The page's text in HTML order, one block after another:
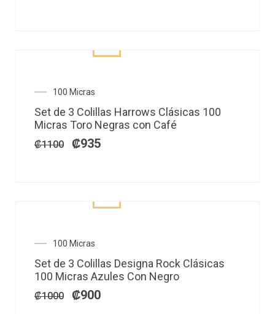
100 Micras
Set de 3 Colillas Harrows Clásicas 100
Micras Toro Negras con Café
₡1100
El
precio
original
era:
₡1100.
₡935
precio
actual
es:
₡935.
100 Micras
Set de 3 Colillas Designa Rock Clásicas
100 Micras Azules Con Negro
₡1000
El
precio
original
era:
₡1000.
₡900
precio
actual
es:
₡900.